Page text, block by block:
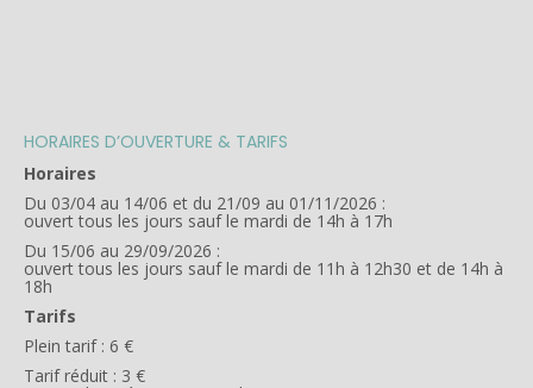
HORAIRES D’OUVERTURE & TARIFS
Horaires
Du 03/04 au 14/06 et du 21/09 au 01/11/2026 :
ouvert tous les jours sauf le mardi de 14h à 17h
Du 15/06 au 29/09/2026 :
ouvert tous les jours sauf le mardi de 11h à 12h30 et de 14h à
18h
Tarifs
Plein tarif : 6 €
Tarif réduit : 3 €